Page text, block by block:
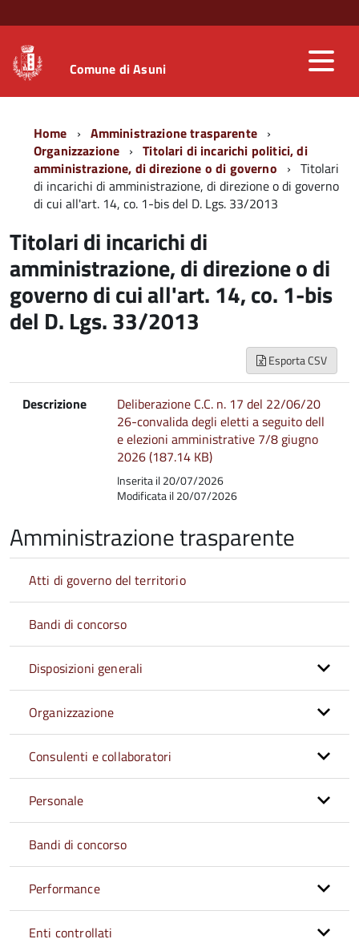
Comune di Asuni
Home
Amministrazione trasparente
Organizzazione
Titolari di incarichi politici, di
amministrazione, di direzione o di governo
Titolari
di incarichi di amministrazione, di direzione o di governo
di cui all'art. 14, co. 1-bis del D. Lgs. 33/2013
Titolari di incarichi di
amministrazione, di direzione o di
governo di cui all'art. 14, co. 1-bis
del D. Lgs. 33/2013
Esporta CSV
Descrizione
Deliberazione C.C. n. 17 del 22/06/20
26-convalida degli eletti a seguito dell
e elezioni amministrative 7/8 giugno
2026 (187.14 KB)
Inserita il 20/07/2026
Modificata il 20/07/2026
Amministrazione trasparente
Atti di governo del territorio
Bandi di concorso
Disposizioni generali
Organizzazione
Consulenti e collaboratori
Personale
Bandi di concorso
Performance
Enti controllati